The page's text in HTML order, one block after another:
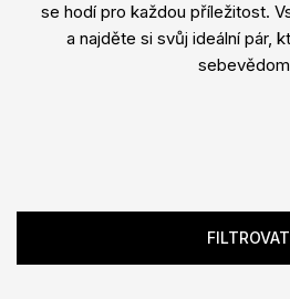
se hodí pro každou příležitost.
a najděte si svůj ideální pár,
FILTROVAT